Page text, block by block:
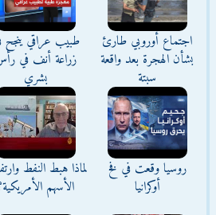
اجتماع أوروبي طارئ
بشأن الهجرة بعد واقعة
سبتة
طبيب عراقي ينجح
زراعة أنف في
بشري
روسيا وقعت في فخ
أوكرانيا
لماذا هبط النفط
الأسهم